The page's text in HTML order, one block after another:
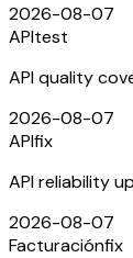
2026-08-07
APItest
API quality
2026-08-07
APIfix
API reliability
2026-08-07
Facturaciónfix